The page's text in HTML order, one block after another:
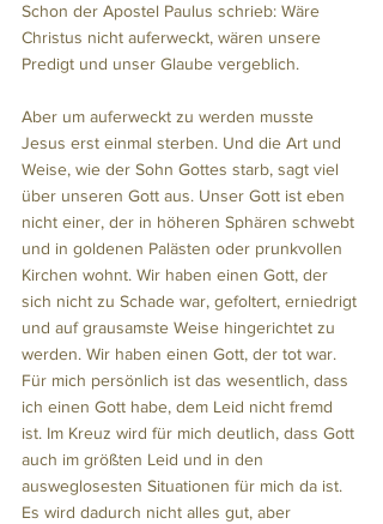
Schon der Apostel Paulus schrieb: Wäre
Christus nicht auferweckt, wären unsere
Predigt und unser Glaube vergeblich.
Aber um auferweckt zu werden musste
Jesus erst einmal sterben. Und die Art und
Weise, wie der Sohn Gottes starb, sagt viel
über unseren Gott aus. Unser Gott ist eben
nicht einer, der in höheren Sphären schwebt
und in goldenen Palästen oder prunkvollen
Kirchen wohnt. Wir haben einen Gott, der
sich nicht zu Schade war, gefoltert, erniedrigt
und auf grausamste Weise hingerichtet zu
werden. Wir haben einen Gott, der tot war.
Für mich persönlich ist das wesentlich, dass
ich einen Gott habe, dem Leid nicht fremd
ist. Im Kreuz wird für mich deutlich, dass Gott
auch im größten Leid und in den
ausweglosesten Situationen für mich da ist.
Es wird dadurch nicht alles gut, aber